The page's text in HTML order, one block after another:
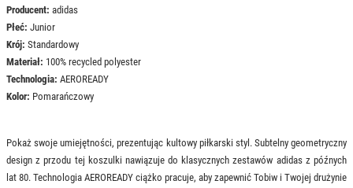
Producent: adidas
Płeć: Junior
Krój: Standardowy
Materiał: 100% recycled polyester
Technologia: AEROREADY
Kolor: Pomarańczowy
Pokaż swoje umiejętności, prezentując kultowy piłkarski styl. Subtelny geometryczny
design z przodu tej koszulki nawiązuje do klasycznych zestawów adidas z późnych
lat 80. Technologia AEROREADY ciążko pracuje, aby zapewnić Tobiw i Twojej drużynie